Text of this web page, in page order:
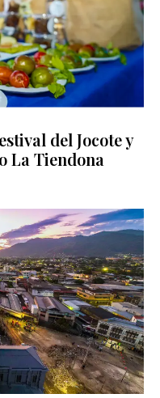
del Jocote y
La Tiendona